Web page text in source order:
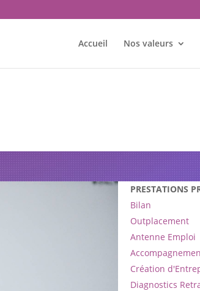
Accueil Nos valeurs
Transition et
PRESTATIONS
Bilan
Outplacement
Antenne Emploi
Création
Diagnostics